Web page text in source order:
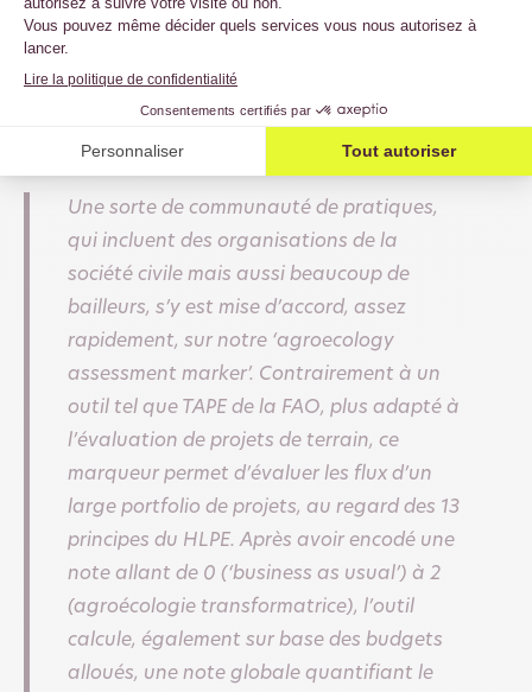
inverse.
Afin de mieux capturer la diversité et la qualité des
flux financiers, l’Université de Coventry et le CIDSE
ont proposé un nouvel outil lors d’une conférence à
Berlin en juin 2022.
précise :
Une sorte de communauté de pratiques,
qui incluent des organisations de la
société civile mais aussi beaucoup de
bailleurs, s’y est mise d’accord, assez
rapidement, sur notre ‘agroecology
assessment marker’. Contrairement à un
outil tel que TAPE de la FAO, plus adapté à
l’évaluation de projets de terrain, ce
marqueur permet d’évaluer les flux d’un
large portfolio de projets, au regard des 13
principes du HLPE. Après avoir encodé une
note allant de 0 (‘business as usual’) à 2
(agroécologie transformatrice), l’outil
calcule, également sur base des budgets
alloués, une note globale quantifiant le